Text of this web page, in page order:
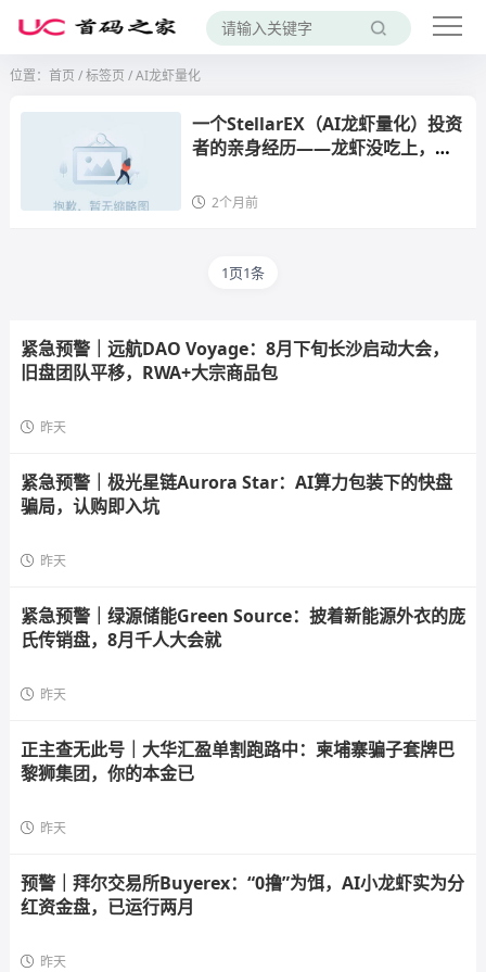
位置： 首页 /标签页 / AI龙虾量化
一个StellarEX（AI龙虾量化）投资
者的亲身经历——龙虾没吃上，被
2个月前
1页1条
紧急预警｜远航DAO Voyage：8月下旬长沙启动大会，
旧盘团队平移，RWA+大宗商品包
昨天
紧急预警｜极光星链Aurora Star：AI算力包装下的快盘
骗局，认购即入坑
昨天
紧急预警｜绿源储能Green Source：披着新能源外衣的庞
氏传销盘，8月千人大会就
昨天
正主查无此号｜大华汇盈单割跑路中：柬埔寨骗子套牌巴
黎狮集团，你的本金已
昨天
预警｜拜尔交易所Buyerex：“0撸”为饵，AI小龙虾实为分
红资金盘，已运行两月
昨天